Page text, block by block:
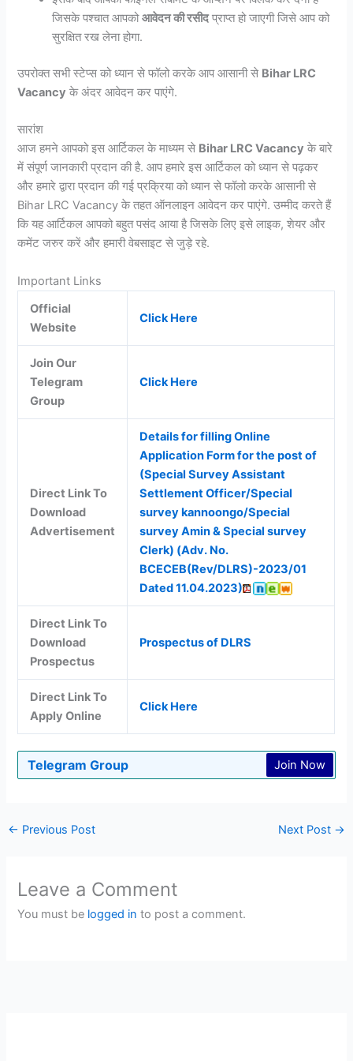
जिसके पश्चात आपकोआवेदन की रसीदप्राप्त हो जाएगी जिसे आप को
सुरक्षित रख लेना होगा.
उपरोक्त सभी स्टेप्स को ध्यान से फॉलो करके आप आसानी से Bihar LRC
Vacancy के अंदर आवेदन कर पाएंगे.
सारांश
आज हमने आपको इस आर्टिकल के माध्यम से Bihar LRC Vacancy के बारे
में संपूर्ण जानकारी प्रदान की है. आप हमारे इस आर्टिकल को ध्यान से पढ़कर
और हमारे द्वारा प्रदान की गई प्रक्रिया को ध्यान से फॉलो करके आसानी से
Bihar LRC Vacancy के तहत ऑनलाइन आवेदन कर पाएंगे. उम्मीद करते हैं
कि यह आर्टिकल आपको बहुत पसंद आया है जिसके लिए इसे लाइक, शेयर और
कमेंट जरुर करें और हमारी वेबसाइट से जुड़े रहे.
Important Links
Official
Website
Click Here
Join Our
Telegram
Group
Click Here
Direct Link To
Download
Advertisement
Details for filling Online
Application Form for the post of
(Special Survey Assistant
Settlement Officer/Special
survey kannoongo/Special
survey Amin & Special survey
Clerk) (Adv. No.
BCECEB(Rev/DLRS)-2023/01
Dated 11.04.2023)
Direct Link To
Download
Prospectus
Prospectus of DLRS
Direct Link To
Apply Online
Click Here
Telegram Group Join Now
← Previous Post Next Post →
Leave a Comment
You must be logged in to post a comment.